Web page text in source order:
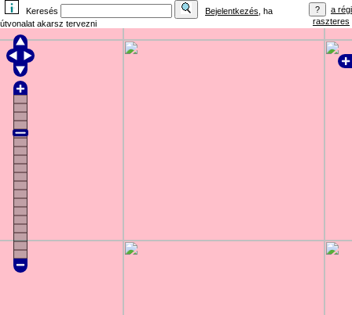
Keresés Bejelentkezés , ha
útvonalat akarsz tervezni
a régi
raszteres